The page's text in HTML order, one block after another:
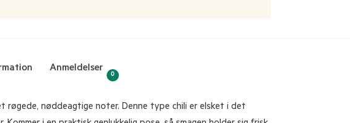
Anmeldelser
0
røgede, nøddeagtige noter. Denne type chili er elsket i det